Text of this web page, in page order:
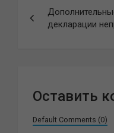
по
декларации
Оставить
Default Comments (0)